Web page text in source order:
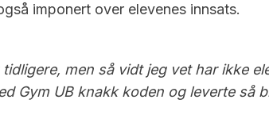
imponert over elevenes innsats.
men så vidt jeg vet har ikke
Gym UB knakk koden og leverte så